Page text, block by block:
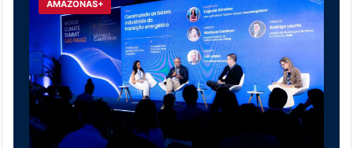
AMAZONAS+